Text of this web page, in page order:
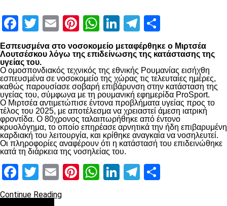
Facebook
Twitter
EmailPinterest
WhatsApp
LinkedIn
Telegram
Εσπευσμένα στο νοσοκομείο μεταφέρθηκε ο Μιρτσέα
Λουτσέσκου λόγω της επιδείνωσης της κατάστασης της
υγείας του.
Ο ομοσπονδιακός τεχνικός της εθνικής Ρουμανίας εισήχθη
εσπευσμένα σε νοσοκομείο της χώρας τις τελευταίες ημέρες,
καθώς παρουσίασε σοβαρή επιβάρυνση στην κατάσταση της
υγείας του, σύμφωνα με τη ρουμανική εφημερίδα ProSport.
Ο Μιρτσέα αντιμετώπισε έντονα προβλήματα υγείας προς το
τέλος του 2025, με αποτέλεσμα να χρειαστεί άμεση ιατρική
φροντίδα. Ο 80χρονος ταλαιπωρήθηκε από έντονο
κρυολόγημα, το οποίο επηρέασε αρνητικά την ήδη επιβαρυμένη
καρδιακή του λειτουργία, και κρίθηκε αναγκαία να νοσηλευτεί.
Οι πληροφορίες αναφέρουν ότι η κατάστασή του επιδεινώθηκε
κατά τη διάρκεια της νοσηλείας του.
Facebook
Twitter
EmailPinterest
WhatsApp
LinkedIn
Telegram
Continue Reading